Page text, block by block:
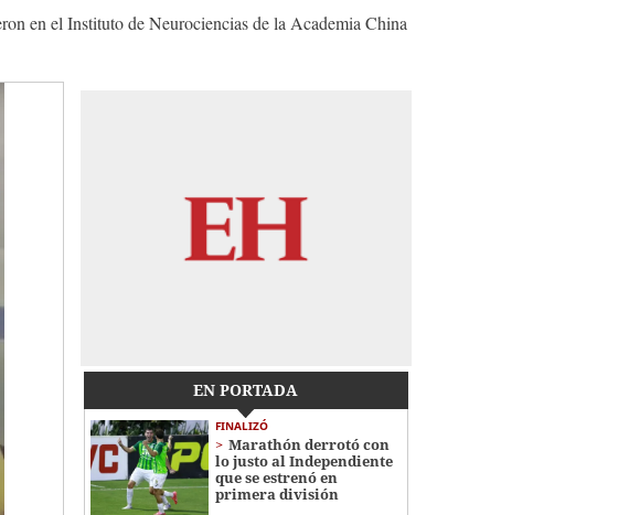
en el Instituto de Neurociencias de la Academia China
EN PORTADA
FINALIZÓ
Marathón derrotó con
lo justo al Independiente
que se estrenó en
primera división